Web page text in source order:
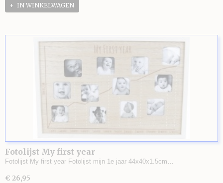
IN WINKELWAGEN
Fotolijst My first year
Fotolijst My first year Fotolijst mijn 1e jaar 44x40x1.5cm…
€ 26,95